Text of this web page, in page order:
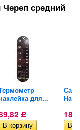
средний
для...
Р 189